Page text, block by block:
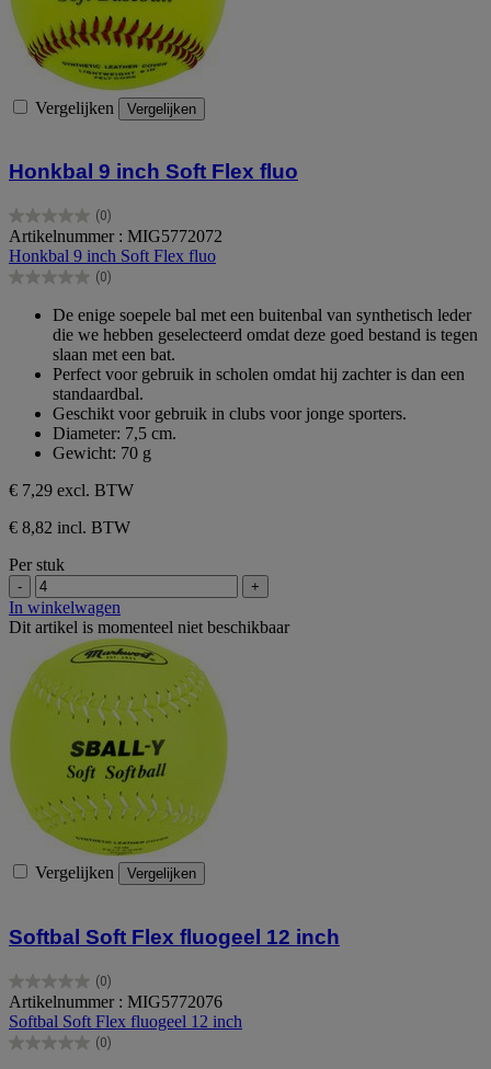
Vergelijken Vergelijken
Honkbal 9 inch Soft Flex fluo
(0)
0.0
van
de
5
Artikelnummer : MIG5772072
Honkbal 9 inch Soft Flex fluo
(0)
0.0
sterren.
De enige soepele bal met een buitenbal van synthetisch leder
die we hebben geselecteerd omdat deze goed bestand is tegen
slaan met een bat.
Perfect voor gebruik in scholen omdat hij zachter is dan een
standaardbal.
Geschikt voor gebruik in clubs voor jonge sporters.
Diameter: 7,5 cm.
Gewicht: 70 g
€ 7,29 excl. BTW
€ 8,82 incl. BTW
Per stuk
- +
In winkelwagen
Dit artikel is momenteel niet beschikbaar
Vergelijken Vergelijken
Softbal Soft Flex fluogeel 12 inch
(0)
0.0
van
de
5
Artikelnummer : MIG5772076
Softbal Soft Flex fluogeel 12 inch
(0)
0.0